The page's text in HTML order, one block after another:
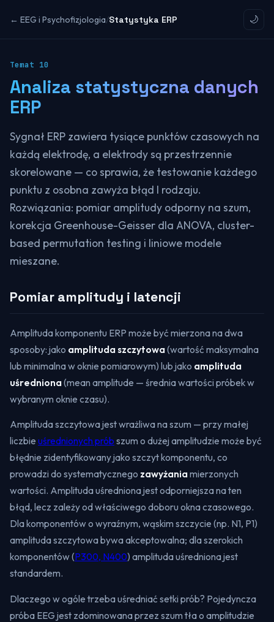
← EEG i Psychofizjologia/Statystyka ERP 🌙
Temat 10
Analiza statystyczna danych
ERP
Sygnał ERP zawiera tysiące punktów czasowych na
każdą elektrodę, a elektrody są przestrzennie
skorelowane — co sprawia, że testowanie każdego
punktu z osobna zawyża błąd I rodzaju.
Rozwiązania: pomiar amplitudy odporny na szum,
korekcja Greenhouse-Geisser dla ANOVA, cluster-
based permutation testing i liniowe modele
mieszane.
Pomiar amplitudy i latencji
Amplituda komponentu ERP może być mierzona na dwa
sposoby: jako amplituda szczytowa(wartość maksymalna
lub minimalna w oknie pomiarowym) lub jako amplituda
uśredniona(mean amplitude — średnia wartości próbek w
wybranym oknie czasu).
Amplituda szczytowa jest wrażliwa na szum — przy małej
liczbie uśrednionych prób szum o dużej amplitudzie może być
błędnie zidentyfikowany jako szczyt komponentu, co
prowadzi do systematycznego zawyżaniamierzonych
wartości. Amplituda uśredniona jest odporniejsza na ten
błąd, lecz zależy od właściwego doboru okna czasowego.
Dla komponentów o wyraźnym, wąskim szczycie (np. N1, P1)
amplituda szczytowa bywa akceptowalna; dla szerokich
komponentów (P300, N400) amplituda uśredniona jest
standardem.
Dlaczego w ogóle trzeba uśredniać setki prób? Pojedyncza
próba EEG jest zdominowana przez szum tła o amplitudzie